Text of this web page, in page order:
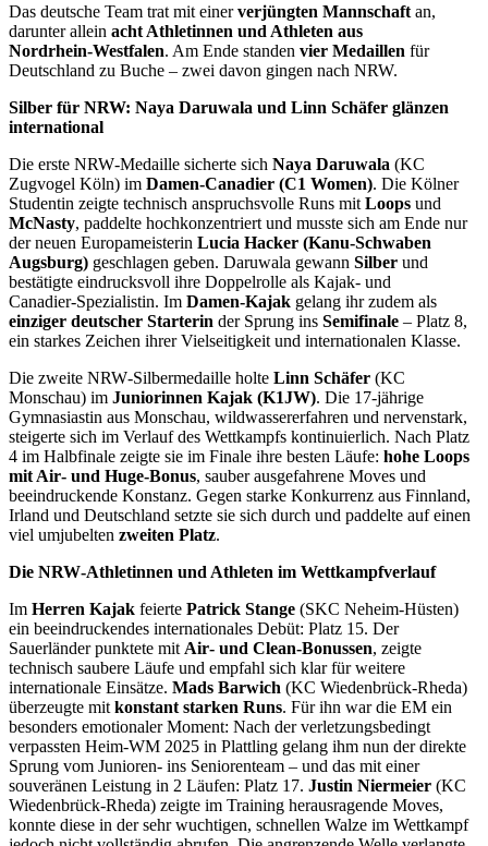
Das deutsche Team trat mit einerverjüngten Mannschaft an,
darunter allein acht Athletinnen und Athleten aus
Nordrhein‑Westfalen. Am Ende standen vier Medaillen für
Deutschland zu Buche – zwei davon gingen nach NRW.
Silber für NRW: Naya Daruwala und Linn Schäfer glänzen
international
Die erste NRW‑Medaille sicherte sich Naya Daruwala (KC
Zugvogel Köln) im Damen‑Canadier (C1 Women). Die Kölner
Studentin zeigte technisch anspruchsvolle Runs mit Loops und
McNasty, paddelte hochkonzentriert und musste sich am Ende nur
der neuen Europameisterin Lucia Hacker (Kanu‑Schwaben
Augsburg) geschlagen geben. Daruwala gewann Silber und
bestätigte eindrucksvoll ihre Doppelrolle als Kajak‑ und
Canadier‑Spezialistin. Im Damen‑Kajak gelang ihr zudem als
einziger deutscher Starterin der Sprung ins Semifinale – Platz 8,
ein starkes Zeichen ihrer Vielseitigkeit und internationalen Klasse.
Die zweite NRW‑Silbermedaille holte Linn Schäfer (KC
Monschau) im Juniorinnen Kajak (K1JW). Die 17‑jährige
Gymnasiastin aus Monschau, wildwassererfahren und nervenstark,
steigerte sich im Verlauf des Wettkampfs kontinuierlich. Nach Platz
4 im Halbfinale zeigte sie im Finale ihre besten Läufe: hohe Loops
mit Air‑ und Huge‑Bonus, sauber ausgefahrene Moves und
beeindruckende Konstanz. Gegen starke Konkurrenz aus Finnland,
Irland und Deutschland setzte sie sich durch und paddelte auf einen
viel umjubelten zweiten Platz.
Die NRW‑Athletinnen und Athleten im Wettkampfverlauf
Im Herren Kajak feierte Patrick Stange (SKC Neheim‑Hüsten)
ein beeindruckendes internationales Debüt: Platz 15. Der
Sauerländer punktete mit Air‑ und Clean‑Bonussen, zeigte
technisch saubere Läufe und empfahl sich klar für weitere
internationale Einsätze. Mads Barwich (KC Wiedenbrück‑Rheda)
überzeugte mit konstant starken Runs. Für ihn war die EM ein
besonders emotionaler Moment: Nach der verletzungsbedingt
verpassten Heim‑WM 2025 in Plattling gelang ihm nun der direkte
Sprung vom Junioren‑ ins Seniorenteam – und das mit einer
souveränen Leistung in 2 Läufen: Platz 17. Justin Niermeier (KC
Wiedenbrück‑Rheda) zeigte im Training herausragende Moves,
konnte diese in der sehr wuchtigen, schnellen Walze im Wettkampf